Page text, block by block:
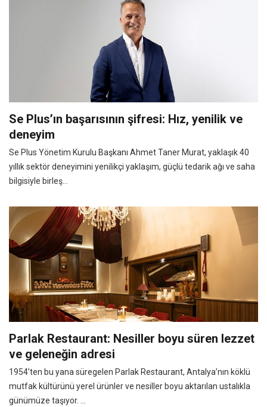
Se Plus’ın başarısının şifresi: Hız, yenilik ve
deneyim
Se Plus Yönetim Kurulu Başkanı Ahmet Taner Murat, yaklaşık 40
yıllık sektör deneyimini yenilikçi yaklaşım, güçlü tedarik ağı ve saha
bilgisiyle birleş...
Parlak Restaurant: Nesiller boyu süren lezzet
ve geleneğin adresi
1954’ten bu yana süregelen Parlak Restaurant, Antalya’nın köklü
mutfak kültürünü yerel ürünler ve nesiller boyu aktarılan ustalıkla
günümüze taşıyor. ...